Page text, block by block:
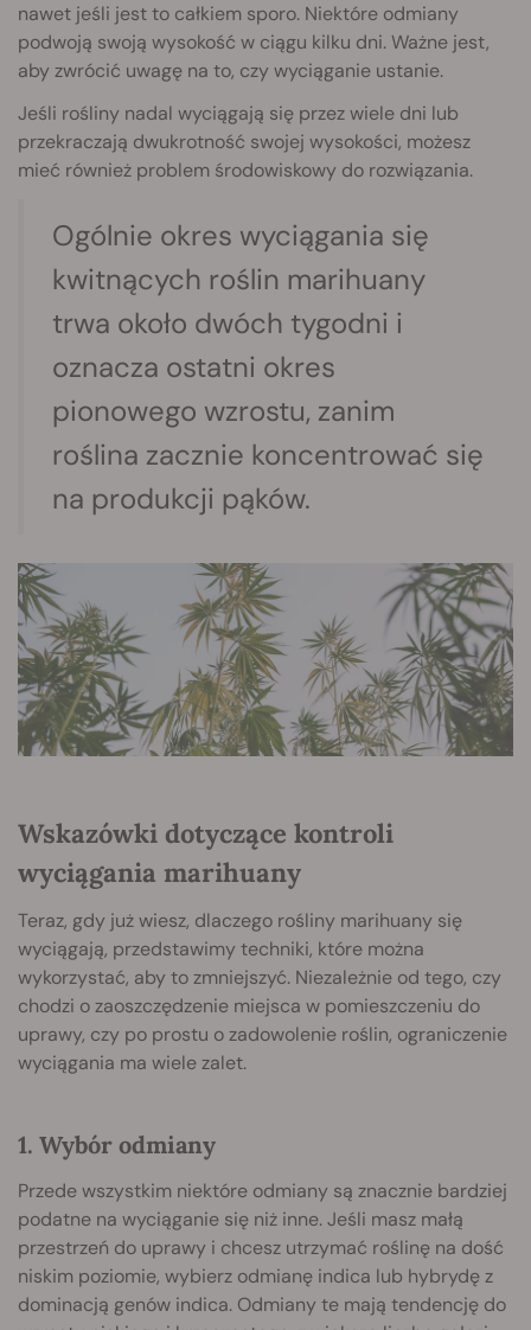
nawet jeśli jest to całkiem sporo. Niektóre odmiany
podwoją swoją wysokość w ciągu kilku dni. Ważne jest,
aby zwrócić uwagę na to, czy wyciąganie ustanie.
Jeśli rośliny nadal wyciągają się przez wiele dni lub
przekraczają dwukrotność swojej wysokości, możesz
mieć również problem środowiskowy do rozwiązania.
Ogólnie okres wyciągania się
kwitnących roślin marihuany
trwa około dwóch tygodni i
oznacza ostatni okres
pionowego wzrostu, zanim
roślina zacznie koncentrować się
na produkcji pąków.
Wskazówki dotyczące kontroli
wyciągania marihuany
Teraz, gdy już wiesz, dlaczego rośliny marihuany się
wyciągają, przedstawimy techniki, które można
wykorzystać, aby to zmniejszyć. Niezależnie od tego, czy
chodzi o zaoszczędzenie miejsca w pomieszczeniu do
uprawy, czy po prostu o zadowolenie roślin, ograniczenie
wyciągania ma wiele zalet.
1. Wybór odmiany
Przede wszystkim niektóre odmiany są znacznie bardziej
podatne na wyciąganie się niż inne. Jeśli masz małą
przestrzeń do uprawy i chcesz utrzymać roślinę na dość
niskim poziomie, wybierz odmianę indica lub hybrydę z
dominacją genów indica. Odmiany te mają tendencję do